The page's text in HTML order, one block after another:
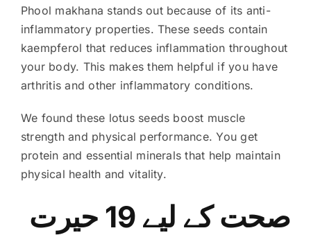
Phool makhana stands out because of its anti-
inflammatory properties. These seeds contain
kaempferol that reduces inflammation throughout
your body. This makes them helpful if you have
arthritis and other inflammatory conditions.
We found these lotus seeds boost muscle
strength and physical performance. You get
protein and essential minerals that help maintain
physical health and vitality.
صحت کے لیے 19 حیرت